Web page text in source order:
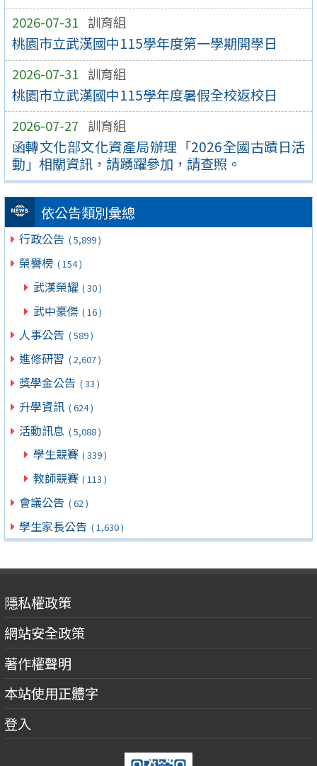
2026-07-31 訓育組
桃園市立武漢國中115學年度第一學期開學日
2026-07-31 訓育組
桃園市立武漢國中115學年度暑假全校返校日
2026-07-27 訓育組
函轉文化部文化資產局辦理「2026全國古蹟日活
動」相關資訊，請踴躍參加，請查照。
依公告類別彙總
行政公告 ( 5,899 )
榮譽榜 ( 154 )
武漢榮耀 ( 30 )
武中豪傑 ( 16 )
人事公告 ( 589 )
進修研習 ( 2,607 )
獎學金公告 ( 33 )
升學資訊 ( 624 )
活動訊息 ( 5,088 )
學生競賽 ( 339 )
教師競賽 ( 113 )
會議公告 ( 62 )
學生家長公告 ( 1,630 )
隱私權政策
網站安全政策
著作權聲明
本站使用正體字
登入